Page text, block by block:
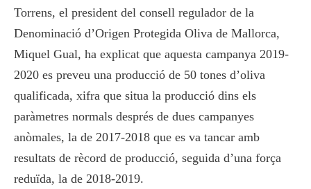
Torrens, el president del consell regulador de la
Denominació d’Origen Protegida Oliva de Mallorca,
Miquel Gual, ha explicat que aquesta campanya 2019-
2020 es preveu una producció de 50 tones d’oliva
qualificada, xifra que situa la producció dins els
paràmetres normals després de dues campanyes
anòmales, la de 2017-2018 que es va tancar amb
resultats de rècord de producció, seguida d’una força
reduïda, la de 2018-2019.